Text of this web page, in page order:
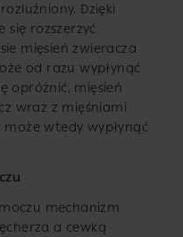
Dzięki
się rozszerzyć
mięsień zwieracza
od razu wypłynąć
opróżnić, mięsień
wraz z mięśniami
wtedy wypłynąć
mechanizm
a cewką